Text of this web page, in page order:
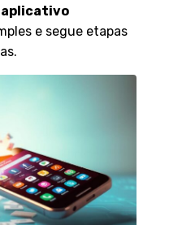
aplicativo
e segue etapas